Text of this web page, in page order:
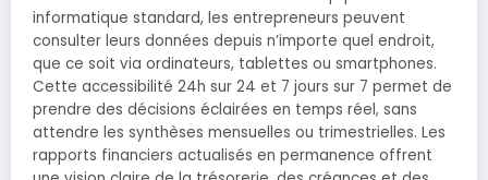
informatique standard, les entrepreneurs peuvent
consulter leurs données depuis n’importe quel endroit,
que ce soit via ordinateurs, tablettes ou smartphones.
Cette accessibilité 24h sur 24 et 7 jours sur 7 permet de
prendre des décisions éclairées en temps réel, sans
attendre les synthèses mensuelles ou trimestrielles. Les
rapports financiers actualisés en permanence offrent